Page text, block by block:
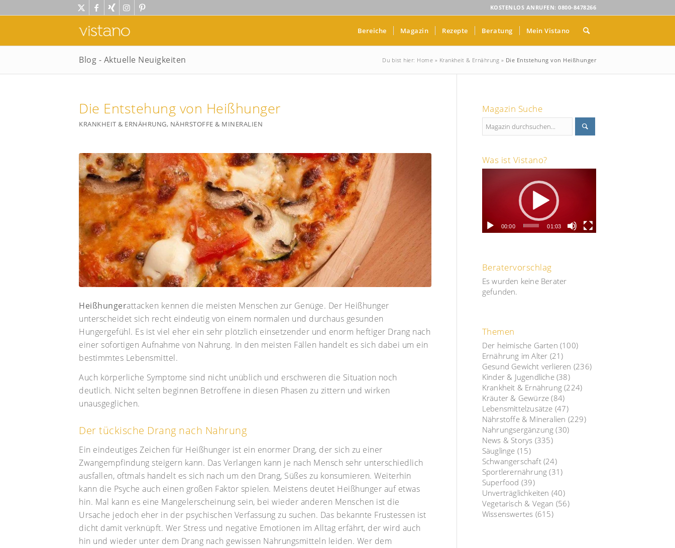
KOSTENLOS ANRUFEN: 0800-8478266
Bereiche Magazin Rezepte Beratung Mein Vistano
Blog - Aktuelle Neuigkeiten Du bist hier: Home » Krankheit & Ernährung » Die Entstehung von Heißhunger
Die Entstehung von Heißhunger
KRANKHEIT & ERNÄHRUNG, NÄHRSTOFFE & MINERALIEN
Heißhungerattacken kennen die meisten Menschen zur Genüge. Der Heißhunger
unterscheidet sich recht eindeutig von einem normalen und durchaus gesunden
Hungergefühl. Es ist viel eher ein sehr plötzlich einsetzender und enorm heftiger Drang nach
einer sofortigen Aufnahme von Nahrung. In den meisten Fällen handelt es sich dabei um ein
bestimmtes Lebensmittel.
Auch körperliche Symptome sind nicht unüblich und erschweren die Situation noch
deutlich. Nicht selten beginnen Betroffene in diesen Phasen zu zittern und wirken
unausgeglichen.
Der tückische Drang nach Nahrung
Ein eindeutiges Zeichen für Heißhunger ist ein enormer Drang, der sich zu einer
Zwangempfindung steigern kann. Das Verlangen kann je nach Mensch sehr unterschiedlich
ausfallen, oftmals handelt es sich nach um den Drang, Süßes zu konsumieren. Weiterhin
kann die Psyche auch einen großen Faktor spielen. Meistens deutet Heißhunger auf etwas
hin. Mal kann es eine Mangelerscheinung sein, bei wieder anderen Menschen ist die
Ursache jedoch eher in der psychischen Verfassung zu suchen. Das bekannte Frustessen ist
dicht damit verknüpft. Wer Stress und negative Emotionen im Alltag erfährt, der wird auch
hin und wieder unter dem Drang nach gewissen Nahrungsmitteln leiden. Wer dem
Magazin Suche
Was ist Vistano?
00:00 01:03
Beratervorschlag
Es wurden keine Berater
gefunden.
Themen
Der heimische Garten (100)
Ernährung im Alter (21)
Gesund Gewicht verlieren (236)
Kinder & Jugendliche(38)
Krankheit & Ernährung (224)
Kräuter & Gewürze (84)
Lebensmittelzusätze (47)
Nährstoffe & Mineralien (229)
Nahrungsergänzung (30)
News & Storys (335)
Säuglinge (15)
Schwangerschaft(24)
Sportlerernährung (31)
Superfood (39)
Unverträglichkeiten (40)
Vegetarisch & Vegan (56)
Wissenswertes (615)